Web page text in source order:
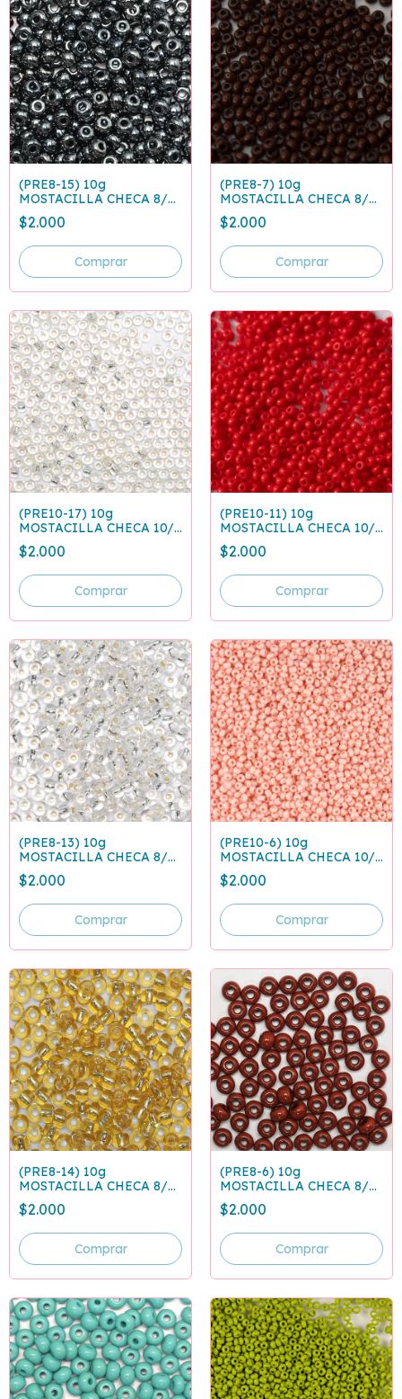
(PRE8-15) 10g
MOSTACILLA CHECA 8/0
ACERINA 49102
$2.000
(PRE8-7) 10g
MOSTACILLA CHECA 8/0
CAFE OSCURO 13780
$2.000
(PRE10-17) 10g
MOSTACILLA CHECA 10/0
PLATEADA 78102
$2.000
(PRE10-11) 10g
MOSTACILLA CHECA 10/0
ROJO 93170
$2.000
(PRE8-13) 10g
MOSTACILLA CHECA 8/0
PLATEADO 78102
$2.000
(PRE10-6) 10g
MOSTACILLA CHECA 10/0
PALO DE ROSA 03185
$2.000
(PRE8-14) 10g
MOSTACILLA CHECA 8/0
DORADO 17020
$2.000
(PRE8-6) 10g
MOSTACILLA CHECA 8/0
CAFE CLARO 13600
$2.000